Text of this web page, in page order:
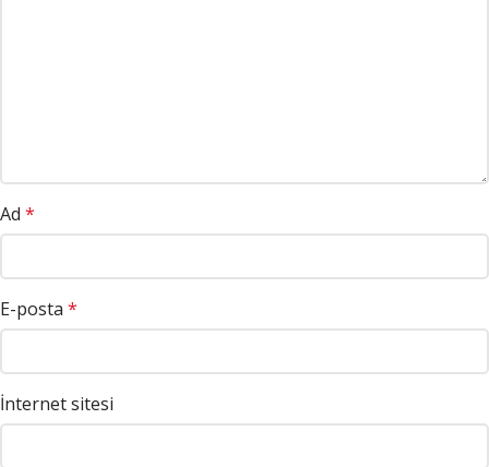
Ad *
E-posta *
İnternet sitesi